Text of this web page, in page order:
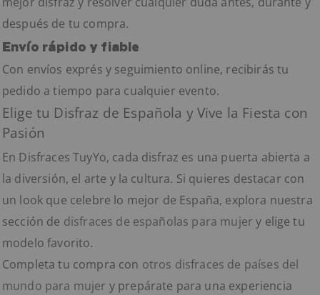
después de tu compra.
Envío rápido y fiable
Con envíos exprés y seguimiento online, recibirás tu
pedido a tiempo para cualquier evento.
Elige tu Disfraz de Española y Vive la Fiesta con
Pasión
En Disfraces TuyYo, cada disfraz es una puerta abierta a
la diversión, el arte y la cultura. Si quieres destacar con
un look que celebre lo mejor de España, explora nuestra
sección de disfraces de españolas para mujer y elige tu
modelo favorito.
Completa tu compra con otros disfraces de países del
mundo para mujer y prepárate para una experiencia